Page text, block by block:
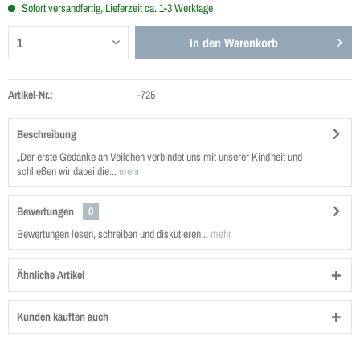
Sofort versandfertig, Lieferzeit ca. 1-3 Werktage
In den Warenkorb
Artikel-Nr.: -725
Beschreibung
„Der erste Gedanke an Veilchen verbindet uns mit unserer Kindheit und
schließen wir dabei die... mehr
Bewertungen
0
Bewertungen lesen, schreiben und diskutieren... mehr
Ähnliche Artikel
Kunden kauften auch